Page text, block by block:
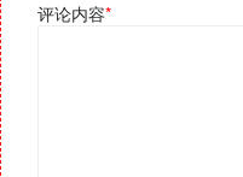
评论内容*